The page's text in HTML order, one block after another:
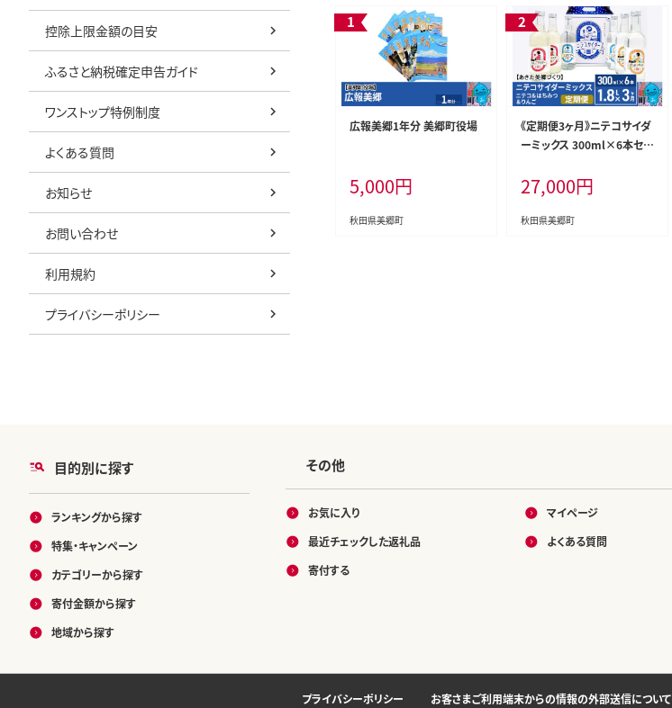
控除上限金額の目安
ふるさと納税確定申告ガイド
ワンストップ特例制度
よくある質問
お知らせ
お問い合わせ
利用規約
プライバシーポリシー
広報美郷1年分 美郷町役場
5,000円
秋田県美郷町
《定期便3ヶ月》ニテコサイダ
ーミックス 300ml×6本セッ
りんごサイダー2本、はちみつ
サイダー2本）あきた美郷づ
くり
27,000円
秋田県美郷町
目的別に探す
ランキングから探す
特集・キャンペーン
カテゴリーから探す
寄付金額から探す
地域から探す
その他
お気に入り
最近チェックした返礼品
寄付する
マイページ
よくある質問
プライバシーポリシー お客さまご利用端末からの情報の外部送信について